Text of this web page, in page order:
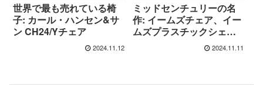
世界で最も売れている椅
子: カール・ハンセン&サ
ン CH24/Yチェア
2024.11.12
ミッドセンチュリーの名
作: イームズチェア、イー
ムズプラスチックシェル
チェア、イームズワイヤ
2024.11.11